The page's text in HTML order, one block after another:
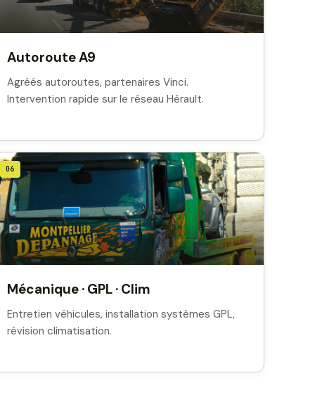
Autoroute A9
Agréés autoroutes, partenaires Vinci.
Intervention rapide sur le réseau Hérault.
06
Mécanique · GPL · Clim
Entretien véhicules, installation systèmes GPL,
révision climatisation.